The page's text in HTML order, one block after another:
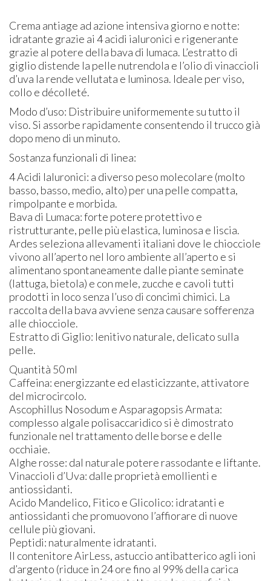
Crema antiage ad azione intensiva giorno e notte:
idratante grazie ai 4 acidi ialuronici e rigenerante
grazie al potere della bava di lumaca. L’estratto di
giglio distende la pelle nutrendola e l’olio di vinaccioli
d’uva la rende vellutata e luminosa. Ideale per viso,
collo e décolleté.
Modo d’uso: Distribuire uniformemente su tutto il
viso. Si assorbe rapidamente consentendo il trucco già
dopo meno di un minuto.
Sostanza funzionali di linea:
4 Acidi Ialuronici: a diverso peso molecolare (molto
basso, basso, medio, alto) per una pelle compatta,
rimpolpante e morbida.
Bava di Lumaca: forte potere protettivo e
ristrutturante, pelle più elastica, luminosa e liscia.
Ardes seleziona allevamenti italiani dove le chiocciole
vivono all’aperto nel loro ambiente all’aperto e si
alimentano spontaneamente dalle piante seminate
(lattuga, bietola) e con mele, zucche e cavoli tutti
prodotti in loco senza l’uso di concimi chimici. La
raccolta della bava avviene senza causare sofferenza
alle chiocciole.
Estratto di Giglio: lenitivo naturale, delicato sulla
pelle.
Quantità 50 ml
Caffeina: energizzante ed elasticizzante, attivatore
del microcircolo.
Ascophillus Nosodum e Asparagopsis Armata:
complesso algale polisaccaridico si è dimostrato
funzionale nel trattamento delle borse e delle
occhiaie.
Alghe rosse: dal naturale potere rassodante e liftante.
Vinaccioli d’Uva: dalle proprietà emollienti e
antiossidanti.
Acido Mandelico, Fitico e Glicolico: idratanti e
antiossidanti che promuovono l’affiorare di nuove
cellule più giovani.
Peptidi: naturalmente idratanti.
Il contenitore AirLess, astuccio antibatterico agli ioni
d’argento (riduce in 24 ore fino al 99% della carica